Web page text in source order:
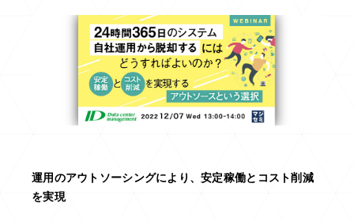
運用のアウトソーシングにより、安定稼働とコスト削減
を実現